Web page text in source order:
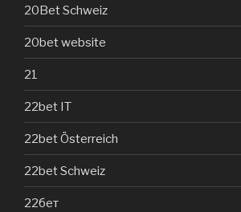
20Bet Schweiz
20bet website
21
22bet IT
22bet Österreich
22bet Schweiz
22бет